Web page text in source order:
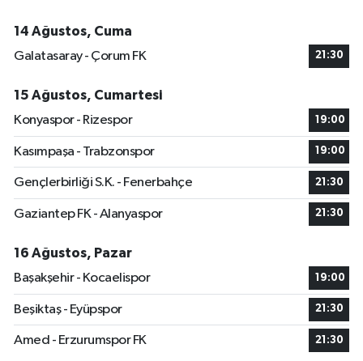
14 Ağustos, Cuma
Galatasaray - Çorum FK
21:30
15 Ağustos, Cumartesi
Konyaspor - Rizespor
19:00
Kasımpaşa - Trabzonspor 19:00
Gençlerbirliği S.K. - Fenerbahçe 21:30
Gaziantep FK - Alanyaspor 21:30
16 Ağustos, Pazar
Başakşehir - Kocaelispor
19:00
Beşiktaş - Eyüpspor 21:30
Amed - Erzurumspor FK 21:30